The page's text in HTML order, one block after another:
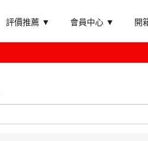
評價推薦 ▼ 會員中心 ▼ 開